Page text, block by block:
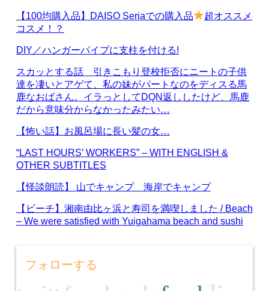
【100均購入品】DAISO Seriaでの購入品
超オススメ
コスメ！？
DIY／ハンガーパイプに支柱を付ける!
スカッとする話 引きこもり登校拒否にニートの子供
達を凄いとアゲて、私の妹がパートなのをディスる馬
鹿なおばさん。イラっとしてDQN返ししたけど、馬鹿
だから意味分からなかったみたい…
【怖い話】お風呂場に長い髪の女…
“LAST HOURS’ WORKERS” – WITH ENGLISH &
OTHER SUBTITLES
【怪談朗読】 山でキャンプ 海岸でキャンプ
【ビーチ】湘南由比ヶ浜と寿司を満喫しました / Beach
– We were satisfied with Yuigahama beach and sushi
フォローする